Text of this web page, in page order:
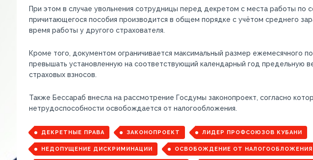
При этом в случае увольнения сотрудницы перед декретом с места работы по
причитающегося пособия производится в общем порядке с учётом среднего
время работы у другого страхователя.
Кроме того, документом ограничивается максимальный размер ежемесячного
превышать установленную на соответствующий календарный год предельную
страховых взносов.
Также Бессараб внесла на рассмотрение Госдумы законопроект, согласно
нетрудоспособности освобождается от налогообложения.
ДЕКРЕТНЫЕ ПРАВА ЗАКОНОПРОЕКТ ЛИДЕР ПРОФСОЮЗОВ КУБАНИ
НЕДОПУЩЕНИЕ ДИСКРИМИНАЦИИ ОСВОБОЖДЕНИЕ ОТ НАЛОГООБЛОЖЕНИЯ